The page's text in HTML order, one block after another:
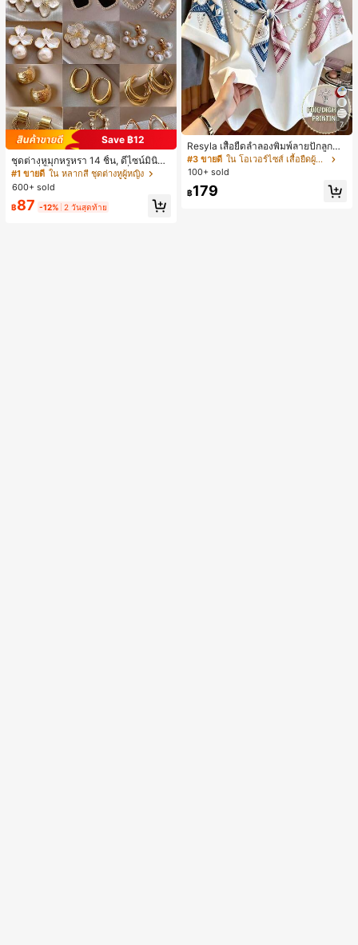
Save ฿12
ชุดต่างหูมุกหรูหรา 14 ชิ้น, ดีไซน์มินิมอ
ลใหม่ที่เป็นเอกลักษณ์ ต่างหูที่สง่างาม
สำหรับผู้หญิง, ของขวัญสำหรับเธอ
#1 ขายดี ใน หลากสี ชุดต่างหูผู้หญิง
600+ sold
฿87 -12% 2 วันสุดท้าย
7
Resyla เสื้อยืดลำลองพิมพ์ลายปักลูกปัด
รูปโบว์ขนาดใหญ่สำหรับผู้หญิง
#3 ขายดี
ใน โอเวอร์ไซส์ เสื้อยืดผู้หญิง
100+ sold
฿179